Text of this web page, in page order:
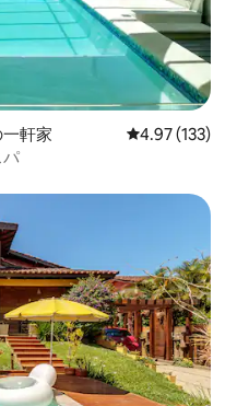
軒家 レビュー133
4.97 (133)
パ